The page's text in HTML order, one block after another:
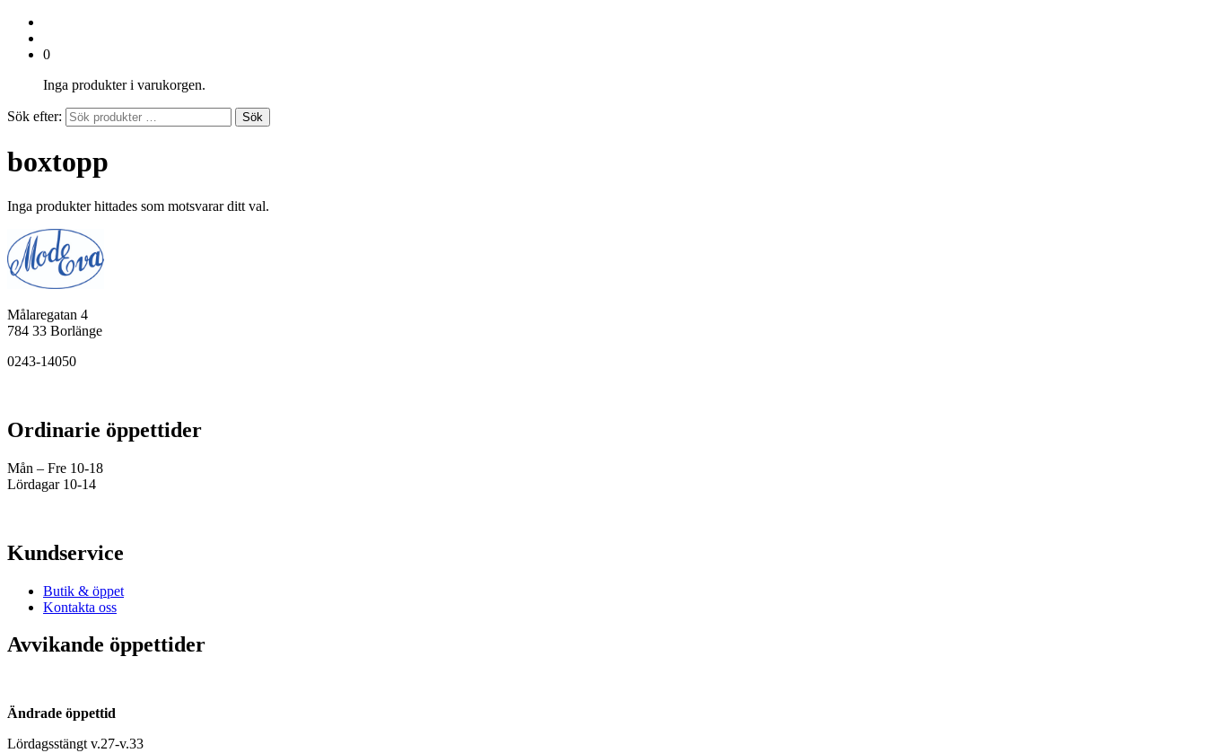
0
Inga produkter i varukorgen.
Sök efter: Sök
boxtopp
Inga produkter hittades som motsvarar ditt val.
Målaregatan 4
784 33 Borlänge
0243-14050
Ordinarie öppettider
Mån – Fre 10-18
Lördagar 10-14
Kundservice
Butik & öppet
Kontakta oss
Avvikande öppettider
Ändrade öppettid
Lördagsstängt v.27-v.33